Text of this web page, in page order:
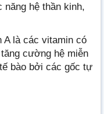
hệ thần kinh,
A là các vitamin có
cường hệ miễn
bào bởi các gốc tự